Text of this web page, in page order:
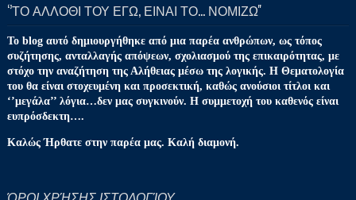
‘’ΤΟ ΑΛΛΟΘΙ ΤΟΥ ΕΓΩ, ΕΙΝΑΙ ΤΟ… ΝΟΜΙΖΩ''
Το blog αυτό δημιουργήθηκε από μια παρέα ανθρώπων, ως τόπος
συζήτησης, ανταλλαγής απόψεων, σχολιασμού της επικαιρότητας, με
στόχο την αναζήτηση της Αλήθειας μέσω της λογικής. Η Θεματολογία
του θα είναι στοχευμένη και προσεκτική, καθώς ανούσιοι τίτλοι και
‘’μεγάλα’’ λόγια…δεν μας συγκινούν. Η συμμετοχή του καθενός είναι
ευπρόσδεκτη….
Καλώς Ήρθατε στην παρέα μας. Καλή διαμονή.